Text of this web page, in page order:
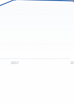
2017